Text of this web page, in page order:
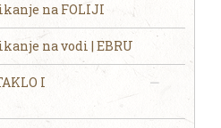
na FOLIJI
na vodi | EBRU
I